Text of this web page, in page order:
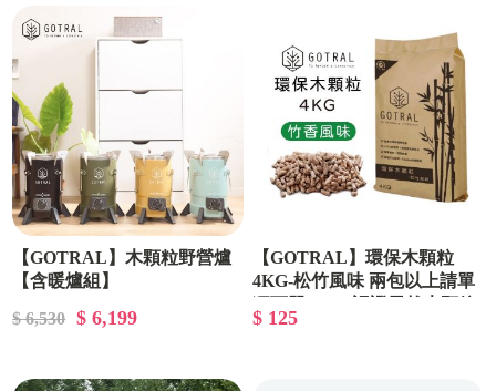
【GOTRAL】木顆粒野營爐
【含暖爐組】
$ 6,530
$ 6,199
【GOTRAL】環保木顆粒
4KG-松竹風味 兩包以上請單
$ 125